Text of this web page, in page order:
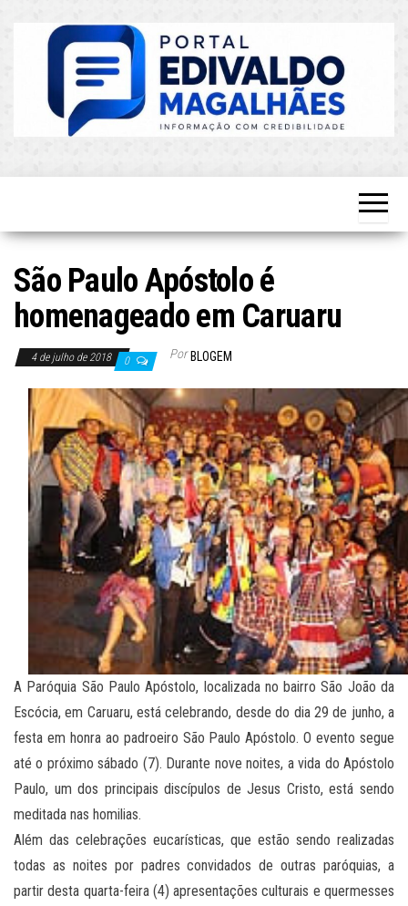
Atualizado!
São Paulo Apóstolo é
homenageado em Caruaru
4 de julho de 2018 0 Por BLOGEM
A Paróquia São Paulo Apóstolo, localizada no bairro São João da
Escócia, em Caruaru, está celebrando, desde do dia 29 de junho, a
festa em honra ao padroeiro São Paulo Apóstolo. O evento segue
até o próximo sábado (7). Durante nove noites, a vida do Apóstolo
Paulo, um dos principais discípulos de Jesus Cristo, está sendo
meditada nas homilias.
Além das celebrações eucarísticas, que estão sendo realizadas
todas as noites por padres convidados de outras paróquias, a
partir desta quarta-feira (4) apresentações culturais e quermesses